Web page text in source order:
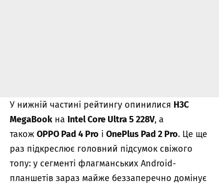
У нижній частині рейтингу опинилися H3C
MegaBook на Intel Core Ultra 5 228V, а
також OPPO Pad 4 Pro і OnePlus Pad 2 Pro. Це ще
раз підкреслює головний підсумок свіжого
топу: у сегменті флагманських Android-
планшетів зараз майже беззаперечно домінує